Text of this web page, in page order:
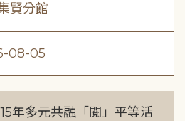
賢分館
08-05
年多元共融「閱」平等活